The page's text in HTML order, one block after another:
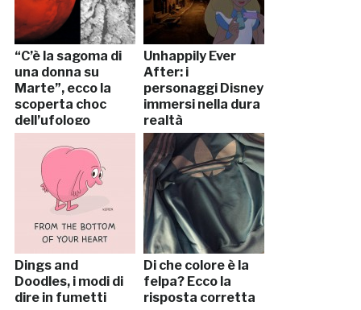
“C’è la sagoma di
una donna su
Marte”, ecco la
scoperta choc
dell’ufologo
Unhappily Ever
After: i
personaggi Disney
immersi nella dura
realtà
Dings and
Doodles, i modi di
dire in fumetti
Di che colore è la
felpa? Ecco la
risposta corretta